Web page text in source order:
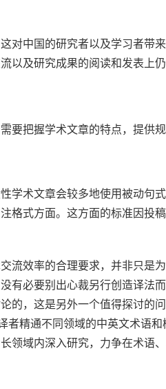
对中国的研究者以及学习者带
及研究成果的阅读和发表上仍
要把握学术文章的特点，提供规
学术文章会较多地使用被动句
格式方面。这方面的标准因投
效率的合理要求，并非只是
有必要别出心裁另行创造译法
的，这是另外一个值得探讨的
精通不同领域的中英文术语
域内深入研究，力争在术语